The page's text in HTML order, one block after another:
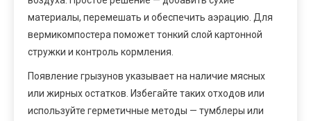
материалы, перемешать и обеспечить аэрацию. Для
вермикомпостера поможет тонкий слой картонной
стружки и контроль кормления.
Появление грызунов указывает на наличие мясных
или жирных остатков. Избегайте таких отходов или
используйте герметичные методы — тумблеры или